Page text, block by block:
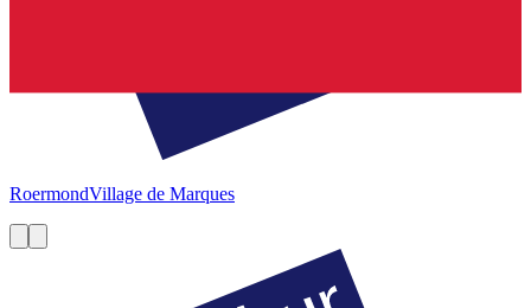
RoermondVillage de Marques